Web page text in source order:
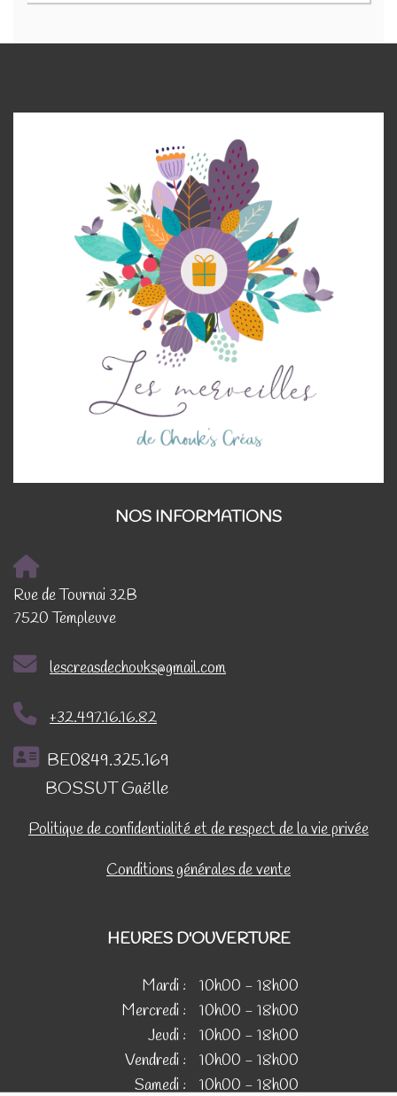
NOS INFORMATIONS
Rue de Tournai 32B
7520 Templeuve
lescreasdechouks@gmail.com
+32.497.16.16.82
BE0849.325.169
BOSSUT Gaëlle
Politique de confidentialité et de respect de la vie privée
Conditions générales de vente
HEURES D'OUVERTURE
Mardi :
10h00 - 18h00
Mercredi :
10h00 - 18h00
Jeudi :
10h00 - 18h00
Vendredi :
10h00 - 18h00
Samedi :
10h00 - 18h00